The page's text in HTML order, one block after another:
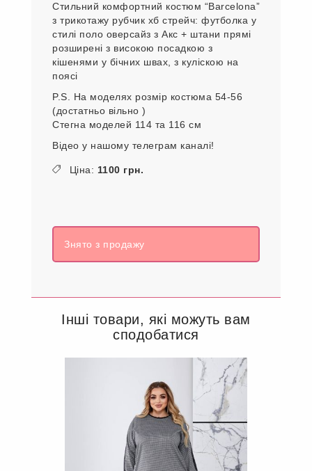
Стильний комфортний костюм “Barcelona”
з трикотажу рубчик хб стрейч: футболка у
стилі поло оверсайз з Акс + штани прямі
розширені з високою посадкою з
кішенями у бічних швах, з куліскою на
поясі
P.S. На моделях розмір костюма 54-56
(достатньо вільно )
Стегна моделей 114 та 116 см
Відео у нашому телеграм каналі!
Ціна: 1100 грн.
Знято з продажу
Інші товари, які можуть вам
сподобатися